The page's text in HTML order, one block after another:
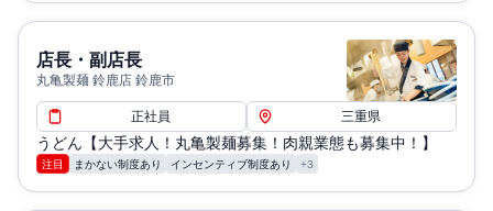
店長・副店長
丸亀製麺 鈴鹿店 鈴鹿市
正社員 三重県
うどん【大手求人！丸亀製麺募集！肉親業態も募集中！】
注目 まかない制度あり インセンティブ制度あり +3